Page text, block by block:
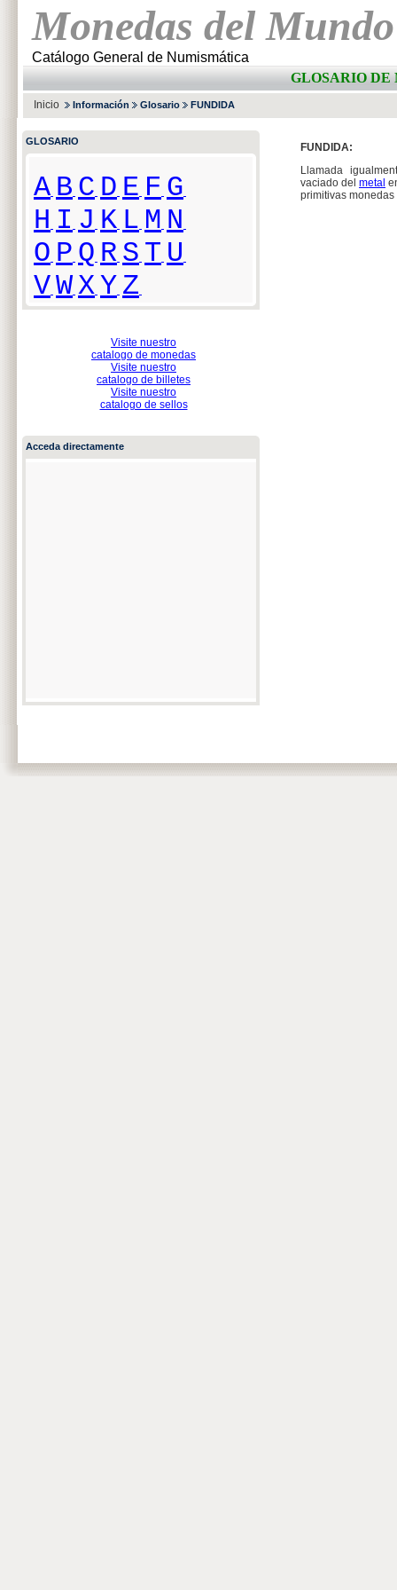
Monedas del Mundo
Catálogo General de Numismática
GLOSARIO DE
Inicio Información Glosario FUNDIDA
GLOSARIO
A B C D E F G
H I J K L M N
O P Q RS T U
VWXYZ
Visite nuestro
catalogo de monedas
Visite nuestro
catalogo de billetes
Visite nuestro
catalogo de sellos
Acceda directamente
FUNDIDA:
Llamada
vaciado del metal
primitivas